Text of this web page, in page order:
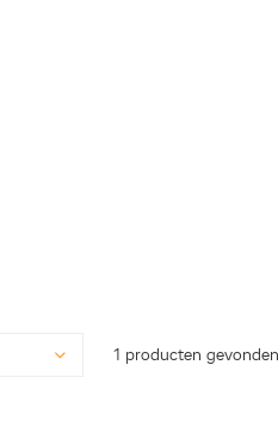
1 producten gevonden